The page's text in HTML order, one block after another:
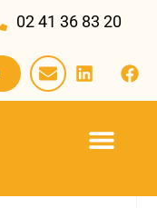
02 41 36 83 20